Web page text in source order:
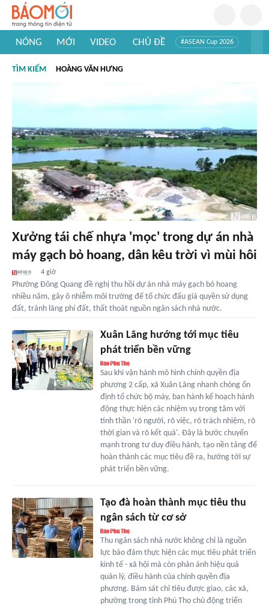
NÓNG MỚI VIDEO CHỦ ĐỀ #ASEAN Cup 2026
#Khám phá thế giới
TÌM KIẾM HOÀNG VĂN HƯNG
Xưởng tái chế nhựa 'mọc' trong dự án nhà
máy gạch bỏ hoang, dân kêu trời vì mùi hôi
4 giờ
Phường Đông Quang đề nghị thu hồi dự án nhà máy gạch bỏ hoang
nhiều năm, gây ô nhiễm môi trường để tổ chức đấu giá quyền sử dụng
đất, tránh lãng phí đất, thất thoát nguồn ngân sách nhà nước.
Xuân Lãng hướng tới mục tiêu
phát triển bền vững
Sau khi vận hành mô hình chính quyền địa
phương 2 cấp, xã Xuân Lãng nhanh chóng ổn
định tổ chức bộ máy, ban hành kế hoạch hành
động thực hiện các nhiệm vụ trọng tâm với
tinh thần 'rõ người, rõ việc, rõ trách nhiệm, rõ
thời gian và rõ kết quả'. Đây là bước chuyển
mạnh trong tư duy điều hành, tạo nền tảng để
hoàn thành các mục tiêu đề ra, hướng tới sự
phát triển bền vững.
Tạo đà hoàn thành mục tiêu thu
ngân sách từ cơ sở
Thu ngân sách nhà nước không chỉ là nguồn
lực bảo đảm thực hiện các mục tiêu phát triển
kinh tế - xã hội mà còn phản ánh hiệu quả
quản lý, điều hành của chính quyền địa
phương. Bám sát chỉ tiêu được giao, các xã,
phường trong tỉnh Phú Thọ chủ động triển